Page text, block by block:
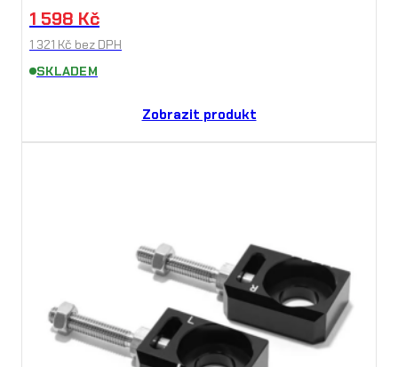
1 598 Kč
1 321 Kč bez DPH
SKLADEM
Zobrazit produkt